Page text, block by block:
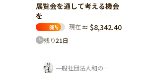
展覧会を通して考える機会
を
88% 現在 ≈ $8,342.40
残り21日
一般社団法人和の道黎明会